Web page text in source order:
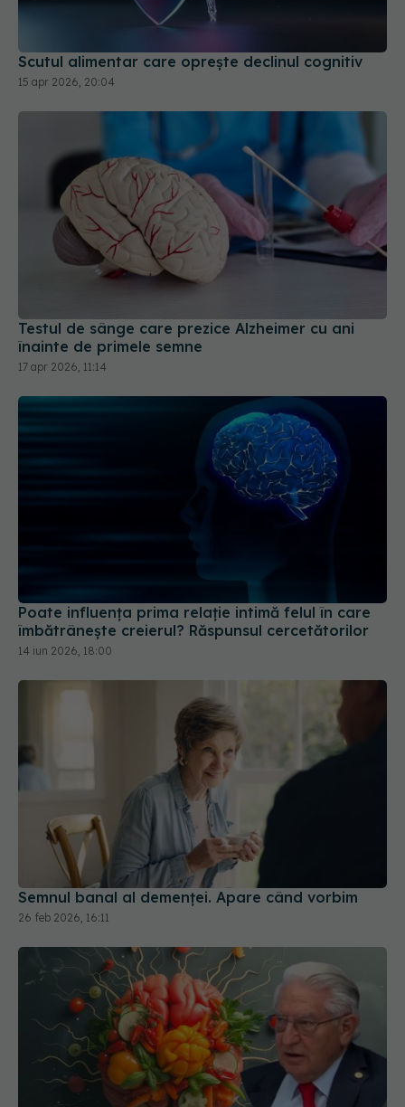
Scutul alimentar care oprește declinul cognitiv
15 apr 2026, 20:04
Testul de sânge care prezice Alzheimer cu ani
înainte de primele semne
17 apr 2026, 11:14
Poate influența prima relație intimă felul în care
îmbătrânește creierul? Răspunsul cercetătorilor
14 iun 2026, 18:00
Semnul banal al demenței. Apare când vorbim
26 feb 2026, 16:11